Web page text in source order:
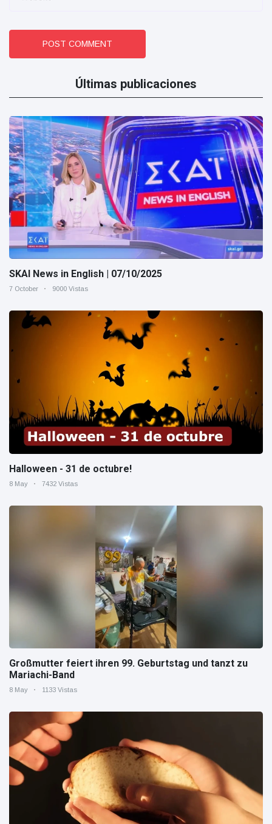
POST COMMENT
Últimas publicaciones
SKAI News in English | 07/10/2025
7 October 9000 Vistas
Halloween - 31 de octubre!
8 May 7432 Vistas
Großmutter feiert ihren 99. Geburtstag und tanzt zu
Mariachi-Band
8 May 1133 Vistas